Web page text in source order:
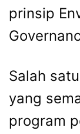
prinsip
Salah
yang
program